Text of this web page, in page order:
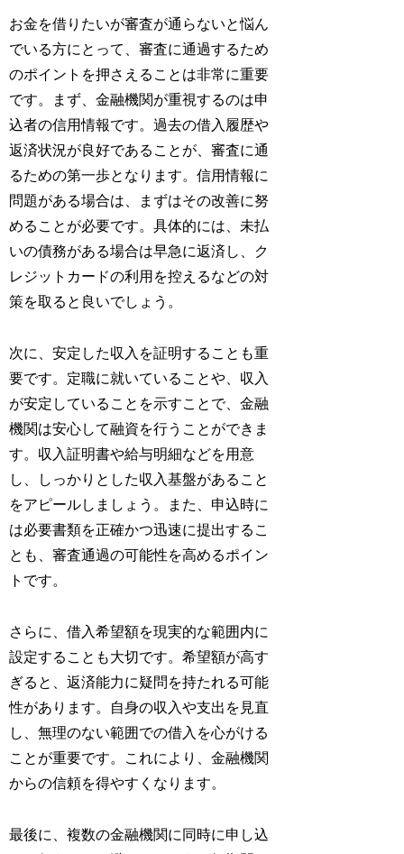
お金を借りたいが審査が通らないと悩ん
でいる方にとって、審査に通過するため
のポイントを押さえることは非常に重要
です。まず、金融機関が重視するのは申
込者の信用情報です。過去の借入履歴や
返済状況が良好であることが、審査に通
るための第一歩となります。信用情報に
問題がある場合は、まずはその改善に努
めることが必要です。具体的には、未払
いの債務がある場合は早急に返済し、ク
レジットカードの利用を控えるなどの対
策を取ると良いでしょう。
次に、安定した収入を証明することも重
要です。定職に就いていることや、収入
が安定していることを示すことで、金融
機関は安心して融資を行うことができま
す。収入証明書や給与明細などを用意
し、しっかりとした収入基盤があること
をアピールしましょう。また、申込時に
は必要書類を正確かつ迅速に提出するこ
とも、審査通過の可能性を高めるポイン
トです。
さらに、借入希望額を現実的な範囲内に
設定することも大切です。希望額が高す
ぎると、返済能力に疑問を持たれる可能
性があります。自身の収入や支出を見直
し、無理のない範囲での借入を心がける
ことが重要です。これにより、金融機関
からの信頼を得やすくなります。
最後に、複数の金融機関に同時に申し込